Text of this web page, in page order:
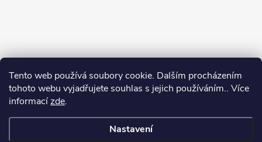
Tento web používá soubory cookie. Dalším procházením
tohoto webu vyjadřujete souhlas s jejich používáním.. Více
informacízde.
Nastavení